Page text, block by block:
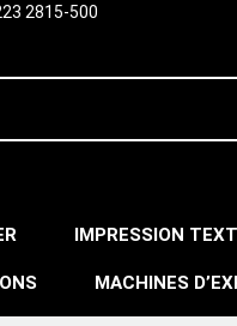
2815-500
IMPRESSION
MACHINES